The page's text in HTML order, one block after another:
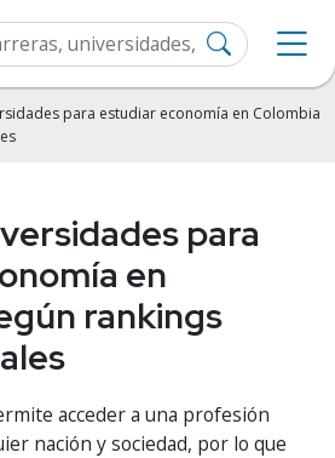
para estudiar economía en Colombia
para
en
rankings
acceder a una profesión
nación y sociedad, por lo que